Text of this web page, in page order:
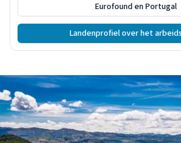
Landenprofiel over het
Eurofound en Portugal